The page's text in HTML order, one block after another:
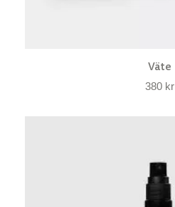
Väte
380 kr